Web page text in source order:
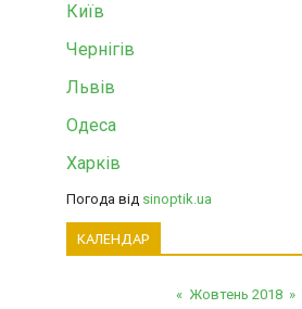
Київ
Чернігів
Львів
Одеса
Харків
Погода від sinoptik.ua
КАЛЕНДАР
« Жовтень 2018 »